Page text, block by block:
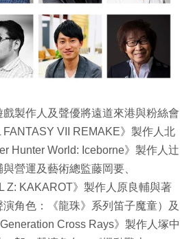
製作人及聲優將遠道來港與粉絲會
VII REMAKE》製作人北
Hunter World: Iceborne》製作人辻
營運及藝術總監藤岡要、
Z: KAKAROT》製作人原良輔與著
角色：《龍珠》系列笛子魔童）及
Cross Rays》製作人塚中